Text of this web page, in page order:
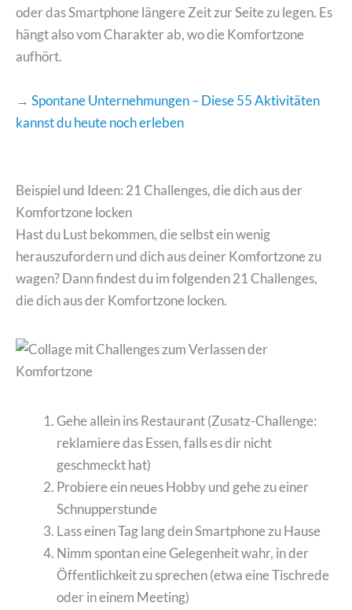
oder das Smartphone längere Zeit zur Seite zu legen. Es
hängt also vom Charakter ab, wo die Komfortzone
aufhört.
→ Spontane Unternehmungen – Diese 55 Aktivitäten
kannst du heute noch erleben
Beispiel und Ideen: 21 Challenges, die dich aus der
Komfortzone locken
Hast du Lust bekommen, die selbst ein wenig
herauszufordern und dich aus deiner Komfortzone zu
wagen? Dann findest du im folgenden 21 Challenges,
die dich aus der Komfortzone locken.
Gehe allein ins Restaurant (Zusatz-Challenge:
reklamiere das Essen, falls es dir nicht
geschmeckt hat)
Probiere ein neues Hobby und gehe zu einer
Schnupperstunde
Lass einen Tag lang dein Smartphone zu Hause
Nimm spontan eine Gelegenheit wahr, in der
Öffentlichkeit zu sprechen (etwa eine Tischrede
oder in einem Meeting)